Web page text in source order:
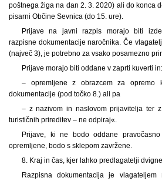
poštnega žiga na dan 2. 3. 2020) ali do konca
pisarni Občine Sevnica (do 15. ure).
Prijave na javni razpis morajo biti
razpisne dokumentacije naročnika. Če
(največ 3), je potrebno za vsako posamezno
Prijave morajo biti oddane v zaprti kuverti in:
– opremljene z obrazcem za opremo
dokumentacije (pod točko 8.) ali pa
– z nazivom in naslovom prijavitelja ter
turističnih prireditev – ne odpiraj«.
Prijave, ki ne bodo oddane
opremljene, bodo s sklepom zavržene.
8. Kraj in čas, kjer lahko predlagatelji
Razpisna dokumentacija je